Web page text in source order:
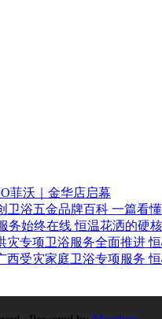
菲沃｜金华店启幕
一篇看
恒温花洒的硬